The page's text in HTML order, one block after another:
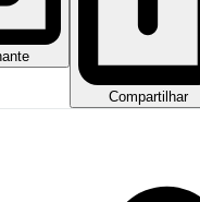
Compartilhar